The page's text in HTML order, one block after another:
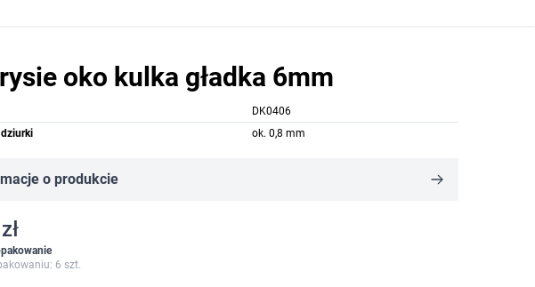
oko kulka gładka 6mm
DK0406
ok. 0,8 mm
o produkcie
6 szt.